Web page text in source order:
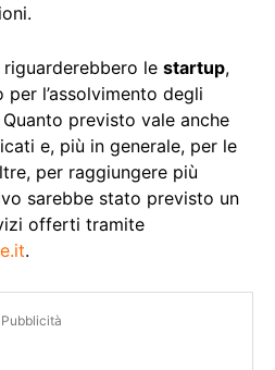
le startup,
l’assolvimento degli
previsto vale anche
e, più in generale, per le
per raggiungere più
sarebbe stato previsto un
offerti tramite
.
Pubblicità